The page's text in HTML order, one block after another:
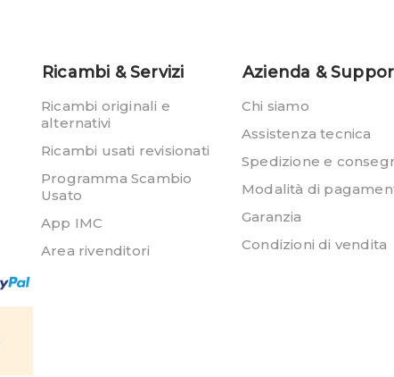
Ricambi & Servizi
Ricambi originali e
alternativi
Ricambi usati revisionati
Programma Scambio
Usato
App IMC
Area rivenditori
Azienda &
Chi siamo
Assistenza tecnica
Spedizione e
Modalità di
Garanzia
Condizioni di vendita